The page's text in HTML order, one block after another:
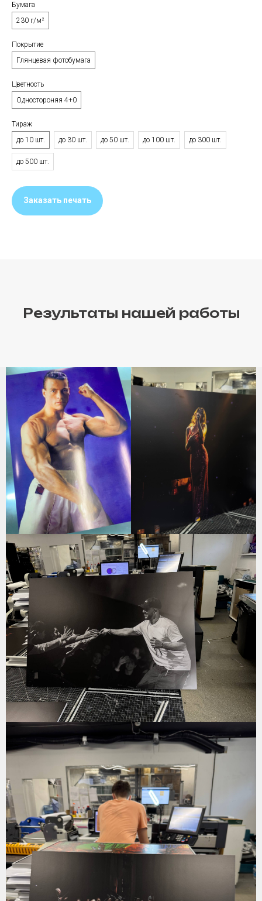
Бумага
230 г/м²
Покрытие
Глянцевая фотобумага
Цветность
Одностороняя 4+0
Тираж
до 10 шт.
до 30 шт. до 50 шт. до 100 шт. до 300 шт.
до 500 шт.
Заказать печать
Результаты нашей работы